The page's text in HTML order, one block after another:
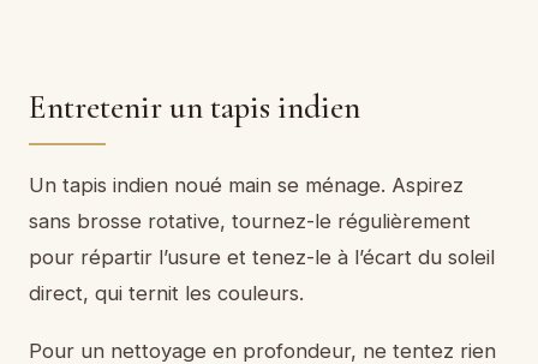
Entretenir un tapis indien
Un tapis indien noué main se ménage. Aspirez
sans brosse rotative, tournez-le régulièrement
pour répartir l’usure et tenez-le à l’écart du soleil
direct, qui ternit les couleurs.
Pour un nettoyage en profondeur, ne tentez rien